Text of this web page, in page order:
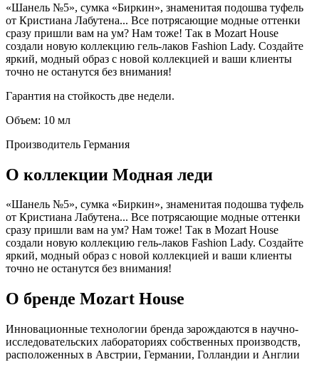
«Шанель №5», сумка «Биркин», знаменитая подошва туфель
от Кристиана Лабутена... Все потрясающие модные оттенки
сразу пришли вам на ум? Нам тоже! Так в Mozart House
создали новую коллекцию гель-лаков Fashion Lady. Создайте
яркий, модный образ с новой коллекцией и ваши клиенты
точно не останутся без внимания!
Гарантия на стойкость две недели.
Объем: 10 мл
Производитель Германия
О коллекции Модная леди
«Шанель №5», сумка «Биркин», знаменитая подошва туфель
от Кристиана Лабутена... Все потрясающие модные оттенки
сразу пришли вам на ум? Нам тоже! Так в Mozart House
создали новую коллекцию гель-лаков Fashion Lady. Создайте
яркий, модный образ с новой коллекцией и ваши клиенты
точно не останутся без внимания!
О бренде Mozart House
Инновационные технологии бренда зарождаются в научно-
исследовательских лабораториях собственных производств,
расположенных в Австрии, Германии, Голландии и Англии